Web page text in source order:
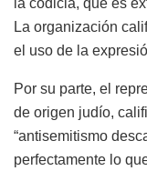
la codicia, que es
La organización
el uso de la
Por su parte, el
de origen judío,
“antisemitismo
perfectamente lo